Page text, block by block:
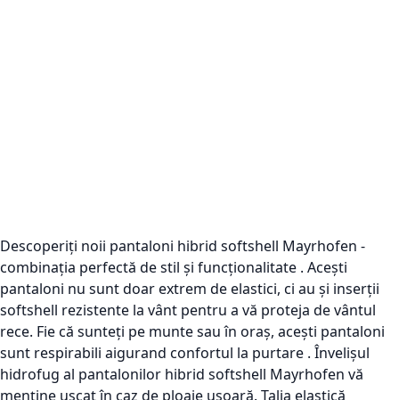
Descoperiți noii pantaloni hibrid softshell Mayrhofen -
combinația perfectă de stil și funcționalitate . Acești
pantaloni nu sunt doar extrem de elastici, ci au și inserții
softshell rezistente la vânt pentru a vă proteja de vântul
rece. Fie că sunteți pe munte sau în oraș, acești pantaloni
sunt respirabili aigurand confortul la purtare . Învelișul
hidrofug al pantalonilor hibrid softshell Mayrhofen vă
menține uscat în caz de ploaie ușoară. Talia elastică